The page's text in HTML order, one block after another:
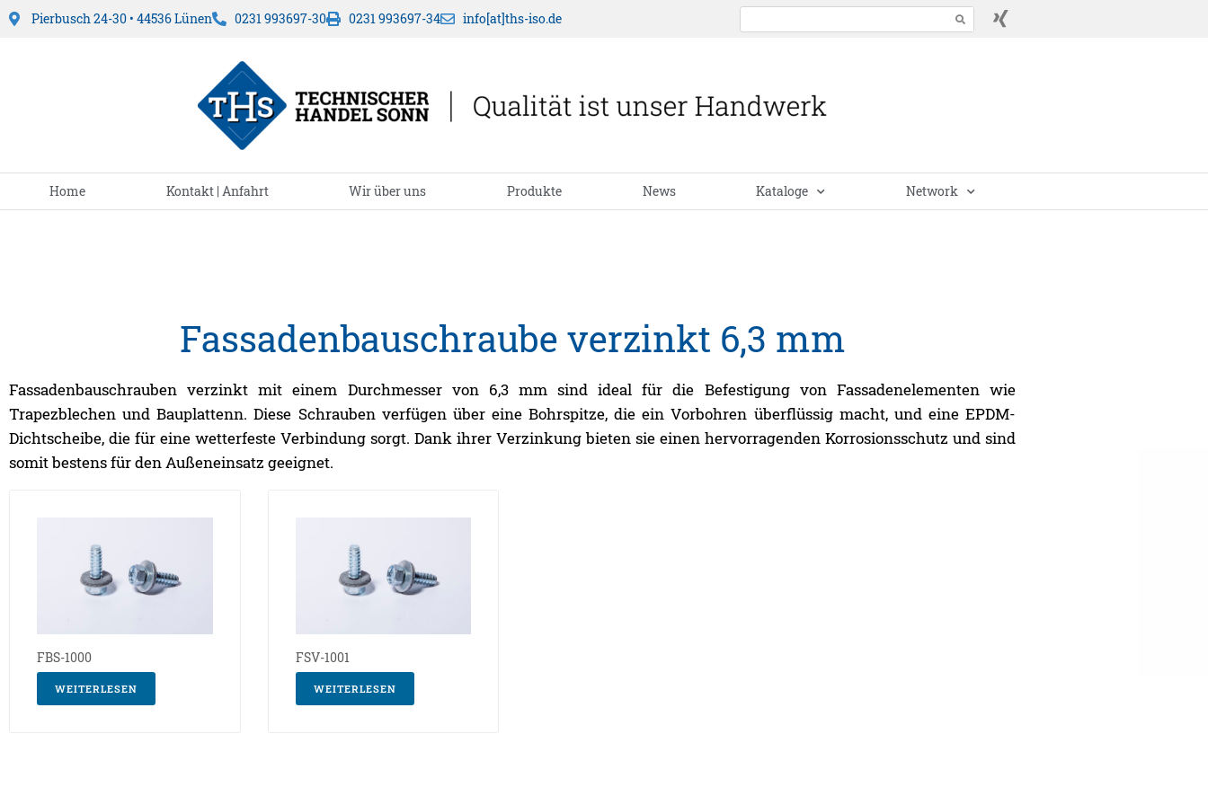
Pierbusch 24-30 • 44536 Lünen 0231 993697-30 0231 993697-34 info[at]ths-iso.de
Home Kontakt | Anfahrt Wir über uns Produkte News Kataloge Network
Fassadenbauschraube verzinkt 6,3 mm
Fassadenbauschrauben verzinkt mit einem Durchmesser von 6,3 mm sind ideal für die Befestigung von Fassadenelementen wie
Trapezblechen und Bauplattenn. Diese Schrauben verfügen über eine Bohrspitze, die ein Vorbohren überflüssig macht, und eine EPDM-
Dichtscheibe, die für eine wetterfeste Verbindung sorgt. Dank ihrer Verzinkung bieten sie einen hervorragenden Korrosionsschutz und sind
somit bestens für den Außeneinsatz geeignet.
FBS-1000
WEITERLESEN
FSV-1001
WEITERLESEN